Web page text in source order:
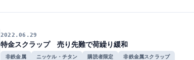
2022.06.29
特金スクラップ 売り先難で荷繰り緩和
非鉄金属 ニッケル・チタン 購読者限定 非鉄金属スクラップ